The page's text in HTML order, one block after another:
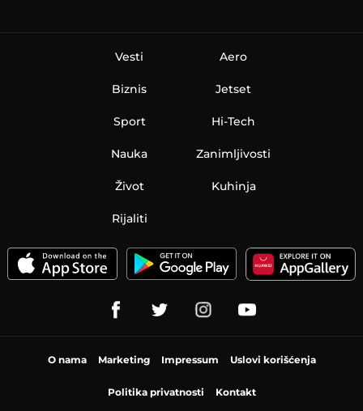
Vesti
Biznis
Sport
Nauka
Aero
Jetset
Hi-Tech
Zanimljivosti
Život Kuhinja
Rijaliti
O nama Marketing Impressum Uslovi korišćenja
Politika privatnosti Kontakt